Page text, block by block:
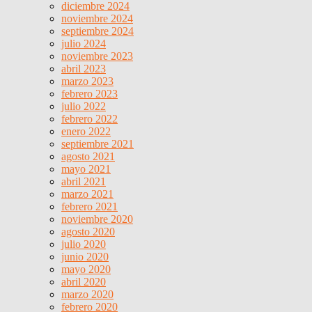
diciembre 2024
noviembre 2024
septiembre 2024
julio 2024
noviembre 2023
abril 2023
marzo 2023
febrero 2023
julio 2022
febrero 2022
enero 2022
septiembre 2021
agosto 2021
mayo 2021
abril 2021
marzo 2021
febrero 2021
noviembre 2020
agosto 2020
julio 2020
junio 2020
mayo 2020
abril 2020
marzo 2020
febrero 2020